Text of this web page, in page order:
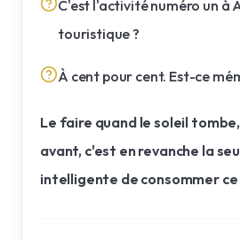
C'est l'activité numéro un à
touristique ?
À cent pour cent. Est-ce
Le faire quand le soleil
avant, c'est en revanche la
intelligente de consommer